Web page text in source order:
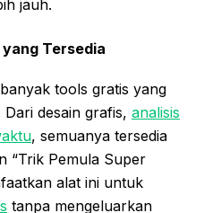
jauh.
Tersedia
tools gratis yang
desain grafis, analisis
, semuanya tersedia
“Trik Pemula Super
alat ini untuk
tanpa mengeluarkan